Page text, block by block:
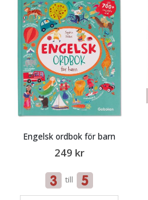
Engelsk ordbok för barn
249 kr
till